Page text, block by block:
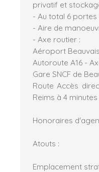
privatif et
- Au total 6
- Aire de
- Axe routier :
Aéroport
Autoroute A16 -
Gare SNCF de
Route Accès
Reims à 4 minutes
Honoraires
Atouts :
Emplacement